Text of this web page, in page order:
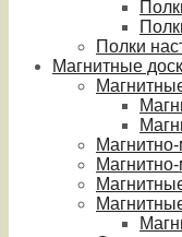
Полки
Магнитные